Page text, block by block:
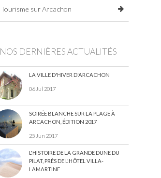
Tourisme sur Arcachon
NOS DERNIÈRES ACTUALITÉS
LA VILLE D'HIVER D'ARCACHON
06 Jul 2017
SOIRÉE BLANCHE SUR LA PLAGE À
ARCACHON, ÉDITION 2017
25 Jun 2017
L'HISTOIRE DE LA GRANDE DUNE DU
PILAT, PRÈS DE L'HÔTEL VILLA-
LAMARTINE